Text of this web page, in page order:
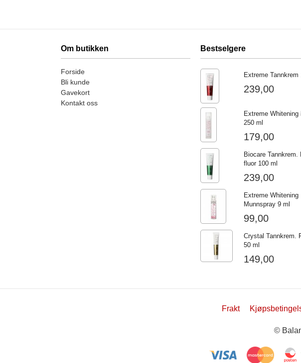
Om butikken
Forside
Bli kunde
Gavekort
Kontakt oss
Bestselgere
Extreme Tannkrem
239,00
Extreme Whitening
250 ml
179,00
Biocare Tannkrem.
fluor 100 ml
239,00
Extreme Whitening
Munnspray 9 ml
99,00
Crystal Tannkrem.
50 ml
149,00
Frakt
©